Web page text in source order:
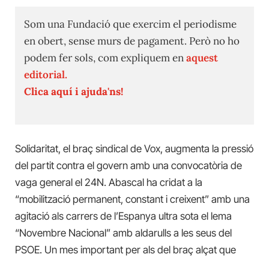
Som una Fundació que exercim el periodisme
en obert, sense murs de pagament. Però no ho
podem fer sols, com expliquem enaquest
editorial.
Clica aquí i ajuda'ns!
Solidaritat, el braç sindical de Vox, augmenta la pressió
del partit contra el govern amb una convocatòria de
vaga general el 24N. Abascal ha cridat a la
“mobilització permanent, constant i creixent” amb una
agitació als carrers de l’Espanya ultra sota el lema
“Novembre Nacional” amb aldarulls a les seus del
PSOE. Un mes important per als del braç alçat que